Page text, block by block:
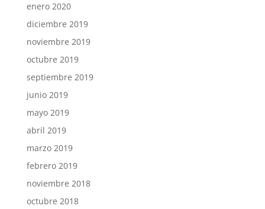
enero 2020
diciembre 2019
noviembre 2019
octubre 2019
septiembre 2019
junio 2019
mayo 2019
abril 2019
marzo 2019
febrero 2019
noviembre 2018
octubre 2018